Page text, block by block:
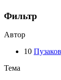
Фильтр
Автор
10
Тема